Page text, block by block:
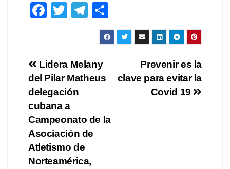
F
e
b
o
o
k
T
er
T
el
gr
a
o
m
ar
Navegación
de
entradas
Prevenir es la
clave para evitar la
Covid 19
Lidera Melany
del Pilar Matheus
delegación
cubana a
Campeonato de la
Asociación de
Atletismo de
Norteamérica,